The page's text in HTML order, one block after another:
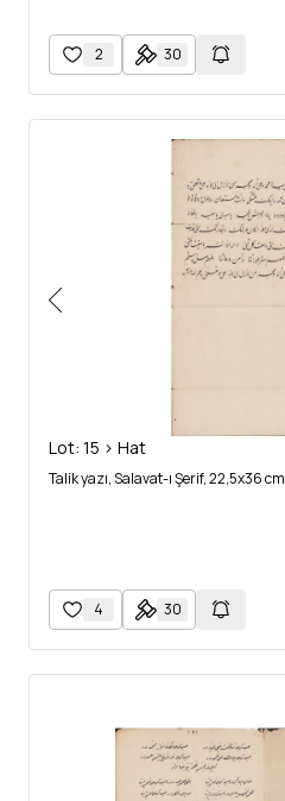
2 30
Lot: 15 > Hat
Talik yazı, Salavat-ı Şerif, 22,5x36 cm
4 30